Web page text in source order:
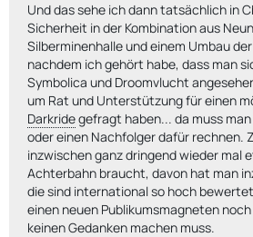
Und das sehe ich dann tatsächlich in
Sicherheit in der Kombination aus
Silberminenhalle und einem Umbau der
nachdem ich gehört habe, dass man
Symbolica und Droomvlucht
um Rat und Unterstützung für einen
Darkridegefragt haben... da muss
oder einen Nachfolger dafür rechnen.
inzwischen ganz dringend wieder mal
Achterbahn braucht, davon hat man
die sind international so hoch
einen neuen Publikumsmagneten
keinen Gedanken machen muss.